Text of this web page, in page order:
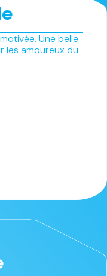
Une belle
les amoureux du